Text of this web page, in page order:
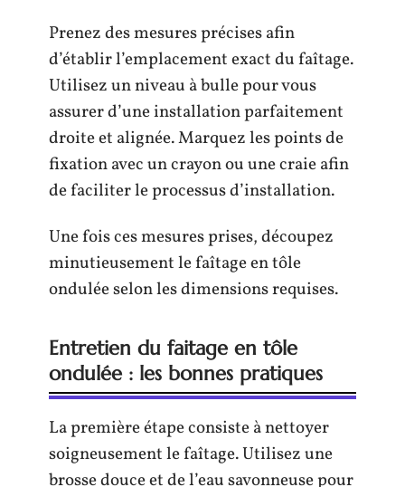
Prenez des mesures précises afin
d’établir l’emplacement exact du faîtage.
Utilisez un niveau à bulle pour vous
assurer d’une installation parfaitement
droite et alignée. Marquez les points de
fixation avec un crayon ou une craie afin
de faciliter le processus d’installation.
Une fois ces mesures prises, découpez
minutieusement le faîtage en tôle
ondulée selon les dimensions requises.
Entretien du faitage en tôle
ondulée : les bonnes pratiques
La première étape consiste à nettoyer
soigneusement le faîtage. Utilisez une
brosse douce et de l’eau savonneuse pour